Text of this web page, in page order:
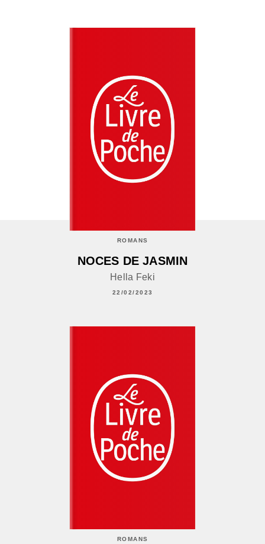
ROMANS
NOCES DE JASMIN
Hella Feki
22/02/2023
ROMANS